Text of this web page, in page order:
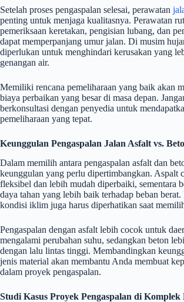
Setelah proses pengaspalan selesai, perawatan
penting untuk menjaga kualitasnya. Perawatan
pemeriksaan keretakan, pengisian lubang, dan
dapat memperpanjang umur jalan. Di musim
diperlukan untuk menghindari kerusakan yang
genangan air.
Memiliki rencana pemeliharaan yang baik akan
biaya perbaikan yang besar di masa depan.
berkonsultasi dengan penyedia untuk
pemeliharaan yang tepat.
Keunggulan Pengaspalan Jalan Asfalt vs.
Dalam memilih antara pengaspalan asfalt dan
keunggulan yang perlu dipertimbangkan. Aspalt
fleksibel dan lebih mudah diperbaiki, sementara
daya tahan yang lebih baik terhadap beban
kondisi iklim juga harus diperhatikan saat
Pengaspalan dengan asfalt lebih cocok untuk
mengalami perubahan suhu, sedangkan beton
dengan lalu lintas tinggi. Membandingkan
jenis material akan membantu Anda membuat
dalam proyek pengaspalan.
Studi Kasus Proyek Pengaspalan di Komplek